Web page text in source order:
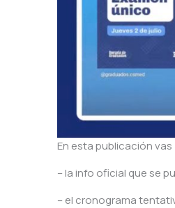
En esta publicación
– la info oficial que se
– el cronograma